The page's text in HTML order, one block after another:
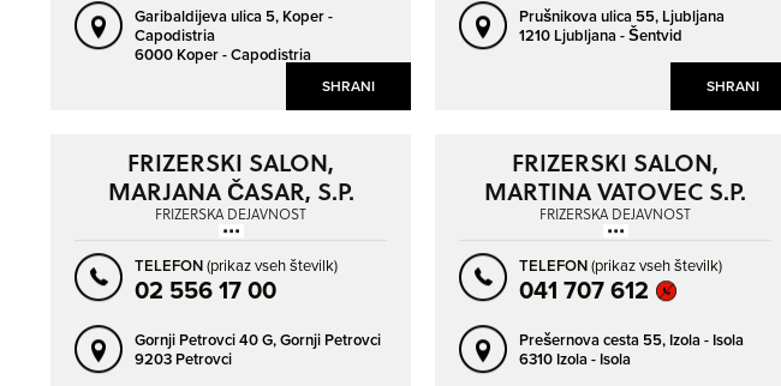
IDRIJA
KISOVEC
KOPER - CAPODISTRIA
KRANJ
KRŠKO
LENDAVA - LENDVA
SHRANI
Garibaldijeva ulica 5, Koper -
Capodistria
6000 Koper - Capodistria
SHRANI
Prušnikova ulica 55, Ljubljana
1210 Ljubljana - Šentvid
FRIZERSKI SALON,
MARJANA ČASAR, S.P.
FRIZERSKA DEJAVNOST
TELEFON(prikaz vseh številk)
02 556 17 00
Gornji Petrovci 40 G,Gornji Petrovci
9203 Petrovci
FRIZERSKI SALON,
MARTINA VATOVEC S.P.
FRIZERSKA DEJAVNOST
TELEFON(prikaz vseh številk)
041 707 612
Prešernova cesta 55, Izola - Isola
6310 Izola - Isola